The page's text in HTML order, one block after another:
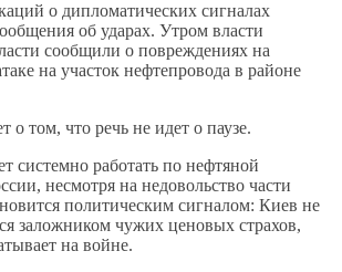
о дипломатических сигналах
об ударах. Утром власти
сообщили о повреждениях на
на участок нефтепровода в районе
о том, что речь не идет о паузе.
системно работать по нефтяной
несмотря на недовольство части
политическим сигналом: Киев не
заложником чужих ценовых страхов,
на войне.